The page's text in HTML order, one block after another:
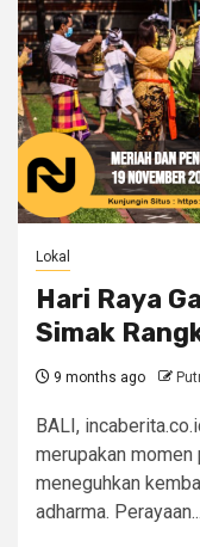
Lokal
Hari Raya
Simak
9 months ago
BALI,
merupakan
meneguhkan
adharma. Perayaan...